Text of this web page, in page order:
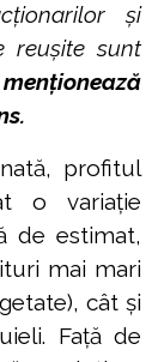
și
reușite sunt
menționează
profitul
o variație
de estimat,
mai mari
cât și
Față de